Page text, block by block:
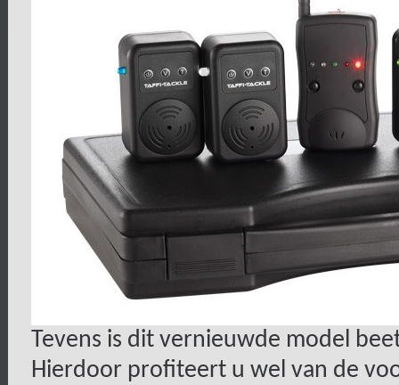
Tevens is dit vernieuwde model
Hierdoor profiteert u wel van de